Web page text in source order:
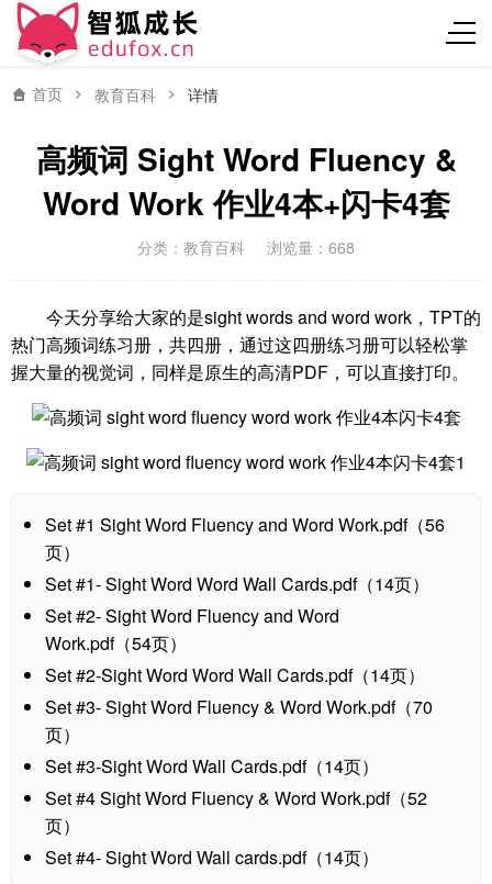
首页 教育百科 详情
高频词 Sight Word Fluency &
Word Work 作业4本+闪卡4套
分类： 教育百科 浏览量：668
今天分享给大家的是sight words and word work，TPT的
热门高频词练习册，共四册，通过这四册练习册可以轻松掌
握大量的视觉词，同样是原生的高清PDF，可以直接打印。
Set #1 Sight Word Fluency and Word Work.pdf（56
页）
Set #1- Sight Word Word Wall Cards.pdf（14页）
Set #2- Sight Word Fluency and Word
Work.pdf（54页）
Set #2-Sight Word Word Wall Cards.pdf（14页）
Set #3- Sight Word Fluency & Word Work.pdf（70
页）
Set #3-Sight Word Wall Cards.pdf（14页）
Set #4 Sight Word Fluency & Word Work.pdf（52
页）
Set #4- Sight Word Wall cards.pdf（14页）